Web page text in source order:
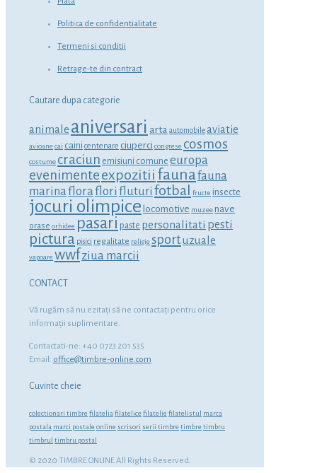
Politica de confidentialitate
Termeni si conditii
Retrage-te din contract
Cautare dupa categorie
animale aniversari arta automobile aviatie
avioane cai caini centenare ciuperci congrese cosmos
costume craciun emisiuni comune europa
evenimenteexpozitii faunafauna
marinafloraflori fluturi fotbal fructe insecte
jocuri olimpice locomotive muzeenave
orase orhidee pasari paste personalitati pesti
pictura pisici regalitate religie sportuzuale
vapoare wwfziua marcii
CONTACT
Vă rugăm să nu ezitaţi să ne contactaţi pentru orice
informaţii suplimentare.
Contactati-ne: +40 0723 201 535
Email: office@timbre-online.com
Cuvinte cheie
colectionari timbre filatelia filatelice filatelie filatelistul marca
postala marci postale online scrisori serii timbre timbre timbru
timbrul timbru postal
© 2020 TIMBRE ONLINE All Rights Reserved.